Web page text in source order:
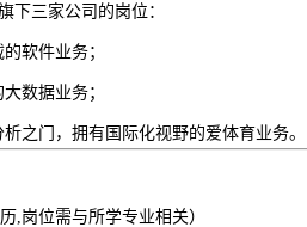
下三家公司的岗位：
的软件业务；
数据业务；
之门，拥有国际化视野的爱体育业务。
岗位需与所学专业相关）